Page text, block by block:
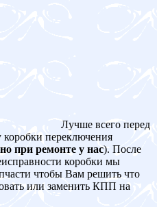
Лучше всего перед
коробки переключения
при ремонте у нас). После
коробки мы
чтобы Вам решить что
или заменить КПП на